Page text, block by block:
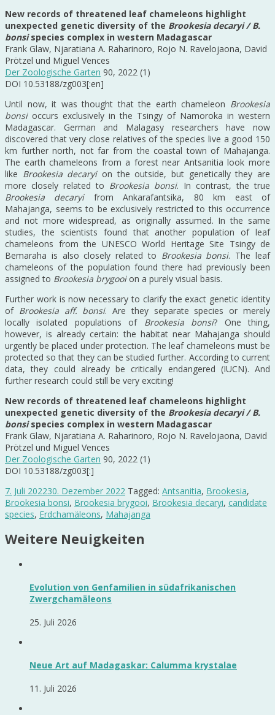
New records of threatened leaf chameleons highlight
unexpected genetic diversity of the Brookesia decaryi / B.
bonsispecies complex in western Madagascar
Frank Glaw, Njaratiana A. Raharinoro, Rojo N. Ravelojaona, David
Prötzel und Miguel Vences
Der Zoologische Garten 90, 2022 (1)
DOI 10.53188/zg003[:en]
Until now, it was thought that the earth chameleon Brookesia
bonsioccurs exclusively in the Tsingy of Namoroka in western
Madagascar. German and Malagasy researchers have now
discovered that very close relatives of the species live a good 150
km further north, not far from the coastal town of Mahajanga.
The earth chameleons from a forest near Antsanitia look more
like Brookesia decaryion the outside, but genetically they are
more closely related to Brookesia bonsi. In contrast, the true
Brookesia decaryifrom Ankarafantsika, 80 km east of
Mahajanga, seems to be exclusively restricted to this occurrence
and not more widespread, as originally assumed. In the same
studies, the scientists found that another population of leaf
chameleons from the UNESCO World Heritage Site Tsingy de
Bemaraha is also closely related to Brookesia bonsi. The leaf
chameleons of the population found there had previously been
assigned to Brookesia brygooion a purely visual basis.
Further work is now necessary to clarify the exact genetic identity
of Brookesia aff. bonsi. Are they separate species or merely
locally isolated populations of Brookesia bonsi? One thing,
however, is already certain: the habitat near Mahajanga should
urgently be placed under protection. The leaf chameleons must be
protected so that they can be studied further. According to current
data, they could already be critically endangered (IUCN). And
further research could still be very exciting!
New records of threatened leaf chameleons highlight
unexpected genetic diversity of the Brookesia decaryi / B.
bonsispecies complex in western Madagascar
Frank Glaw, Njaratiana A. Raharinoro, Rojo N. Ravelojaona, David
Prötzel und Miguel Vences
Der Zoologische Garten 90, 2022 (1)
DOI 10.53188/zg003[:]
7. Juli 202230. Dezember 2022 Tagged: Antsanitia, Brookesia,
Brookesia bonsi, Brookesia brygooi, Brookesia decaryi, candidate
species, Erdchamäleons, Mahajanga
Weitere Neuigkeiten
Evolution von Genfamilien in südafrikanischen
Zwergchamäleons
25. Juli 2026
Neue Art auf Madagaskar: Calumma krystalae
11. Juli 2026